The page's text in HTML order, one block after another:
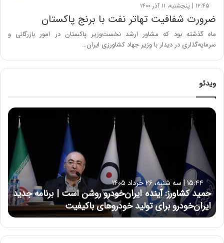
۱۲:۴۵ | پنجشنبه، ۱۱ آذر ۱۴۰۰
ضرورت شفافیت تهاتر نفت با برنج پاکستان
ماه گذشته بود که مشاور ارشد نخست‌وزیر پاکستان در امور بازرگانی و
سرمایه‌گذاری در دیدار با وزیر جهاد کشاورزی ایران…
ویدئو
ح
ش
ا
و
ر
ز
:
آ
ی
۱۵:۴۴ | سه شنبه، ۲۶ خرداد ۱۴۰۵
حمید کشاورز: آینده ایران‌خودرو روشن است | برنامه جدید
ایران‌خودرو برای تولید خودروهای باکیفیت